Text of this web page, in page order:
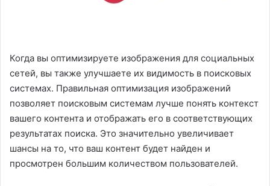
Когда вы оптимизируете изображения для социальных
сетей, вы также улучшаете их видимость в поисковых
системах. Правильная оптимизация изображений
позволяет поисковым системам лучше понять контекст
вашего контента и отображать его в соответствующих
результатах поиска. Это значительно увеличивает
шансы на то, что ваш контент будет найден и
просмотрен большим количеством пользователей.